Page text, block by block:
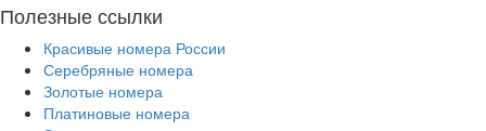
Полезные ссылки
Красивые номера России
Серебряные номера
Золотые номера
Платиновые номера